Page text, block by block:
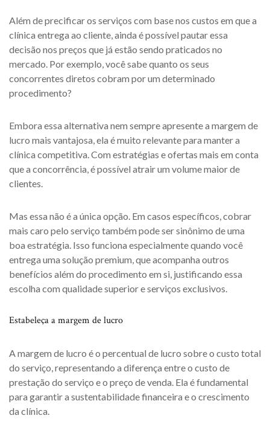
Além de precificar os serviços com base nos custos em que a
clínica entrega ao cliente, ainda é possível pautar essa
decisão nos preços que já estão sendo praticados no
mercado. Por exemplo, você sabe quanto os seus
concorrentes diretos cobram por um determinado
procedimento?
Embora essa alternativa nem sempre apresente a margem de
lucro mais vantajosa, ela é muito relevante para manter a
clínica competitiva. Com estratégias e ofertas mais em conta
que a concorrência, é possível atrair um volume maior de
clientes.
Mas essa não é a única opção. Em casos específicos, cobrar
mais caro pelo serviço também pode ser sinônimo de uma
boa estratégia. Isso funciona especialmente quando você
entrega uma solução premium, que acompanha outros
benefícios além do procedimento em si, justificando essa
escolha com qualidade superior e serviços exclusivos.
Estabeleça a margem de lucro
A margem de lucro é o percentual de lucro sobre o custo total
do serviço, representando a diferença entre o custo de
prestação do serviço e o preço de venda. Ela é fundamental
para garantir a sustentabilidade financeira e o crescimento
da clínica.